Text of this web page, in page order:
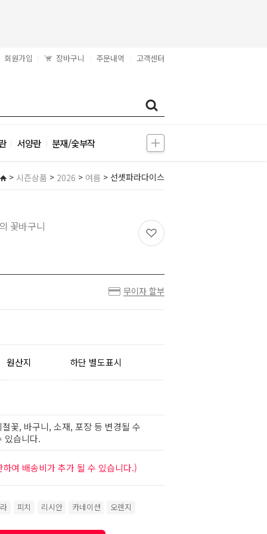
회원가입 장바구니 주문내역 고객센터
서양란 분재/숯부작
> 시즌상품 > 2026 > 여름 > 선셋파라다이스
꽃바구니
무이자 할부
원산지 하단 별도표시
꽃, 바구니, 소재, 포장 등 변경될 수
있습니다.
여 배송비가 추가 될 수 있습니다.)
피치 리시안 카네이션 오렌지